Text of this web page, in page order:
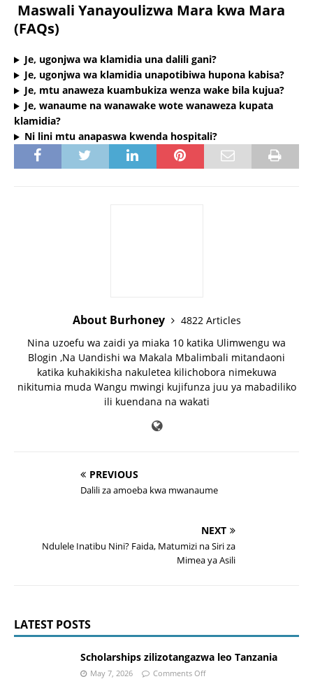
Maswali Yanayoulizwa Mara kwa Mara
(FAQs)
Je, ugonjwa wa klamidia una dalili gani?
Je, ugonjwa wa klamidia unapotibiwa hupona kabisa?
Je, mtu anaweza kuambukiza wenza wake bila kujua?
Je, wanaume na wanawake wote wanaweza kupata
klamidia?
Ni lini mtu anapaswa kwenda hospitali?
About Burhoney
4822 Articles
Nina uzoefu wa zaidi ya miaka 10 katika Ulimwengu wa
Blogin ,Na Uandishi wa Makala Mbalimbali mitandaoni
katika kuhakikisha nakuletea kilichobora nimekuwa
nikitumia muda Wangu mwingi kujifunza juu ya mabadiliko
ili kuendana na wakati
PREVIOUS
Dalili za amoeba kwa mwanaume
NEXT
Ndulele Inatibu Nini? Faida, Matumizi na Siri za
Mimea ya Asili
LATEST POSTS
Scholarships zilizotangazwa leo Tanzania
May 7, 2026 Comments Off